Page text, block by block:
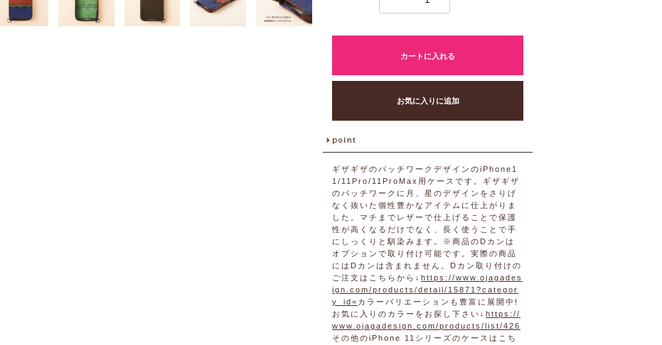
カートに入れる
お気に入りに追加
ギザギザのパッチワークデザインのiPhone1
1/11Pro/11ProMax用ケースです。ギザギザ
のパッチワークに月、星のデザインをさりげ
なく抜いた個性豊かなアイテムに仕上がりま
した。マチまでレザーで仕上げることで保護
性が高くなるだけでなく、長く使うことで手
にしっくりと馴染みます。※商品のDカンは
オプションで取り付け可能です。実際の商品
にはDカンは含まれません。Dカン取り付けの
ご注文はこちらから↓ https://www.ojagades
ign.com/products/detail/15871?categor
y_id= カラーバリエーションも豊富に展開中!
お気に入りのカラーをお探し下さい↓ https://
www.ojagadesign.com/products/list/426
その他のiPhone 11シリーズのケースはこち